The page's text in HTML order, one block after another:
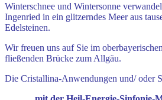
Winterschnee und Wintersonne
Ingenried in ein glitzerndes Meer aus
Edelsteinen.
Wir freuen uns auf Sie im
fließenden Brücke zum Allgäu.
Die Cristallina-Anwendungen und/ oder